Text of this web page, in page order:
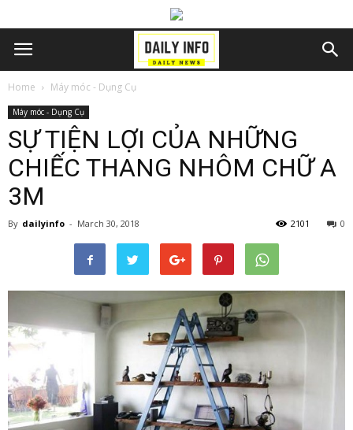
Home Máy móc - Dụng Cụ
Máy móc - Dụng Cụ
SỰ TIỆN LỢI CỦA NHỮNG
CHIẾC THANG NHÔM CHỮ A
3M
By dailyinfo - March 30, 2018 0
2101